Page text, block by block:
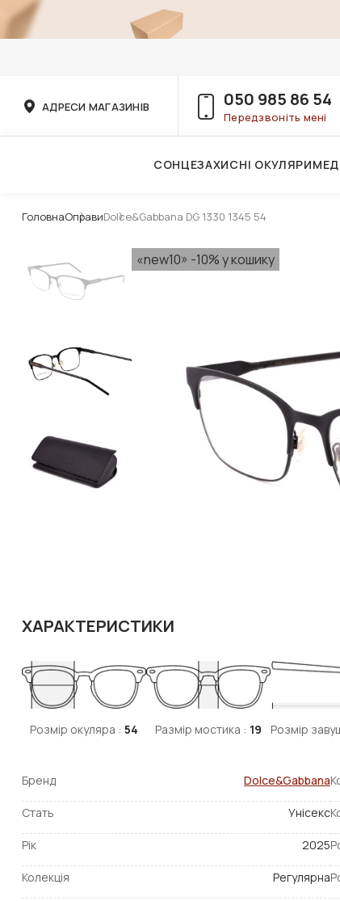
АДРЕСИ МАГАЗИНІВ 050 985 86 54
Передзвоніть мені
СОНЦЕЗАХИСНІ ОКУЛЯРИ
ГоловнаОправиDolce&Gabbana DG 1330 1345 54
«new10» -10% у кошику
ХАРАКТЕРИСТИКИ
Розмір окуляра : 54 Размір мостика : 19 Розмір
Бренд Dolce&Gabbana
Стать Унісекс
Рік 2025
Колекція Регулярна